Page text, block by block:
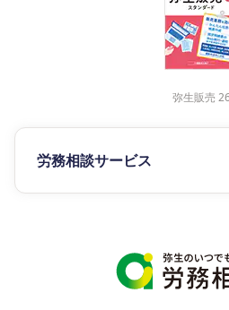
弥生販売
労務相談サービス